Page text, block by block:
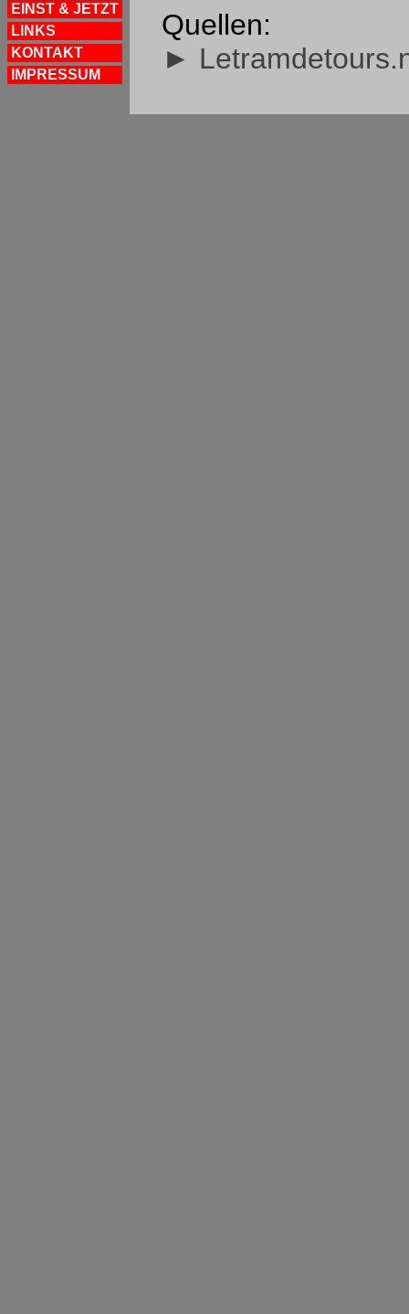
EINST & JETZT
LINKS
KONTAKT
IMPRESSUM
Quellen:
►